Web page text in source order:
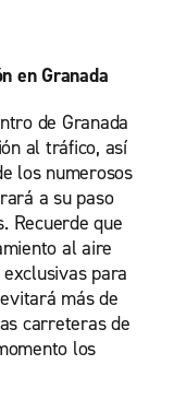
en Granada
de Granada
al tráfico, así
los numerosos
a su paso
Recuerde que
al aire
para
más de
carreteras de
los